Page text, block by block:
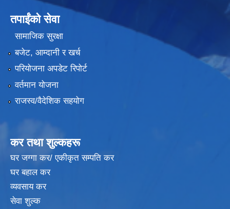
तपाईंको सेवा
सामाजिक सुरक्षा
बजेट, आम्दानी र खर्च
परियोजना अपडेट रिपोर्ट
वर्तमान योजना
राजस्व/वैदेशिक सहयोग
कर तथा शुल्कहरू
घर जग्गा कर/ एकीकृत सम्पति कर
घर बहाल कर
व्यवसाय कर
सेवा शुल्क